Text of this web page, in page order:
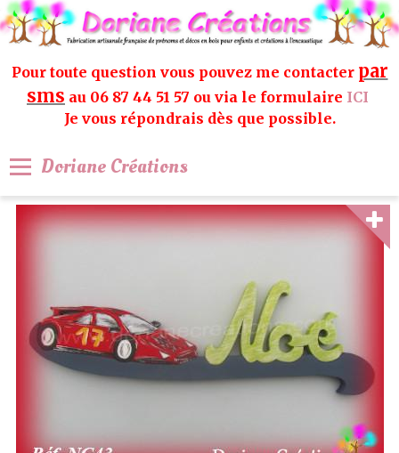
Pour toute question vous pouvez me contacter par
sms au 06 87 44 51 57 ou via le formulaire ICI
Je vous répondrais dès que possible.
Doriane Créations